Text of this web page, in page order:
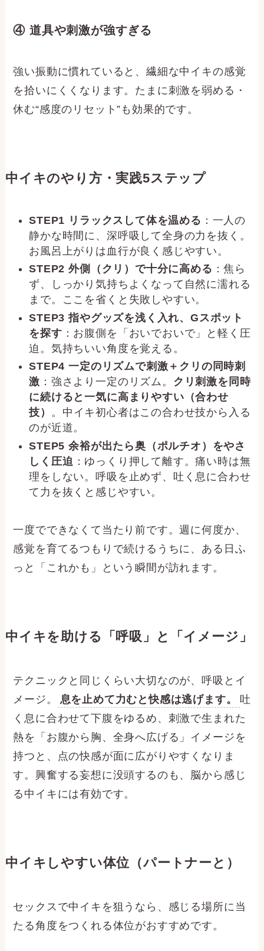
④ 道具や刺激が強すぎる
強い振動に慣れていると、繊細な中イキの感覚
を拾いにくくなります。たまに刺激を弱める・
休む“感度のリセット”も効果的です。
中イキのやり方・実践5ステップ
STEP1 リラックスして体を温める ：一人の
静かな時間に、深呼吸して全身の力を抜く。
お風呂上がりは血行が良く感じやすい。
STEP2 外側（クリ）で十分に高める ：焦ら
ず、しっかり気持ちよくなって自然に濡れる
まで。ここを省くと失敗しやすい。
STEP3 指やグッズを浅く入れ、Gスポット
を探す ：お腹側を「おいでおいで」と軽く圧
迫。気持ちいい角度を覚える。
STEP4 一定のリズムで刺激＋クリの同時刺
激 ：強さより一定のリズム。 クリ刺激を同時
に続けると一気に高まりやすい（合わせ
技） 。中イキ初心者はこの合わせ技から入る
のが近道。
STEP5 余裕が出たら奥（ポルチオ）をやさ
しく圧迫 ：ゆっくり押して離す。痛い時は無
理をしない。呼吸を止めず、吐く息に合わせ
て力を抜くと感じやすい。
一度でできなくて当たり前です。週に何度か、
感覚を育てるつもりで続けるうちに、ある日ふ
っと「これかも」という瞬間が訪れます。
中イキを助ける「呼吸」と「イメージ」
テクニックと同じくらい大切なのが、呼吸とイ
メージ。
息を止めて力むと快感は逃げます。
吐
く息に合わせて下腹をゆるめ、刺激で生まれた
熱を「お腹から胸、全身へ広げる」イメージを
持つと、点の快感が面に広がりやすくなりま
す。興奮する妄想に没頭するのも、脳から感じ
る中イキには有効です。
中イキしやすい体位（パートナーと）
セックスで中イキを狙うなら、感じる場所に当
たる角度をつくれる体位がおすすめです。